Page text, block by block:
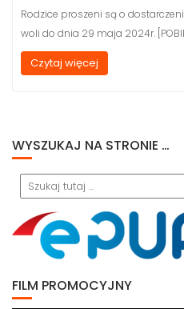
Rodzice proszeni są o
woli do dnia 29 maja 2024r.
Czytaj więcej
WYSZUKAJ NA STRONIE …
Search
FILM PROMOCYJNY